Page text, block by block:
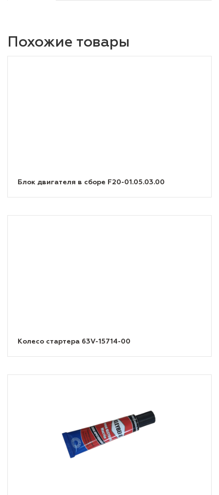
Похожие товары
Блок двигателя в сборе F20-01.05.03.00
Колесо стартера 63V-15714-00